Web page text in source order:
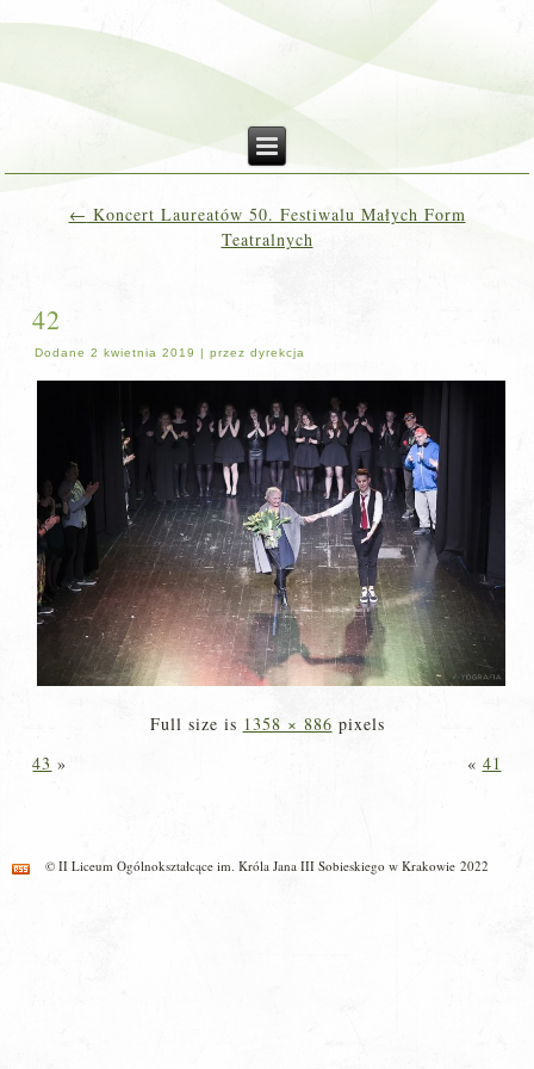
← Koncert Laureatów 50. Festiwalu Małych Form
Teatralnych
42
Dodane 2 kwietnia 2019 |przez dyrekcja
Full size is 1358 × 886 pixels
43 » « 41
© II Liceum Ogólnokształcące im. Króla Jana III Sobieskiego w Krakowie 2022